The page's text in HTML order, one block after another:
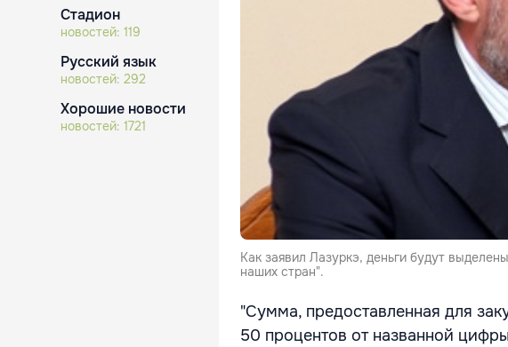
Стадион
новостей: 119
Русский язык
новостей: 292
Хорошие новости
новостей: 1721
Как заявил Лазуркэ, деньги будут
наших стран".
"Сумма, предоставленная для
50 процентов от названной